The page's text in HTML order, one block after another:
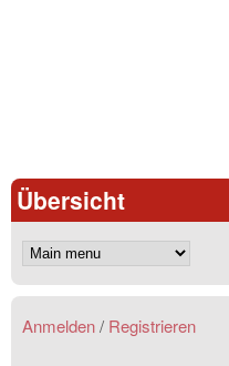
Übersicht
Anmelden/ Registrieren